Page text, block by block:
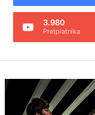
3.980
Pretplatnika